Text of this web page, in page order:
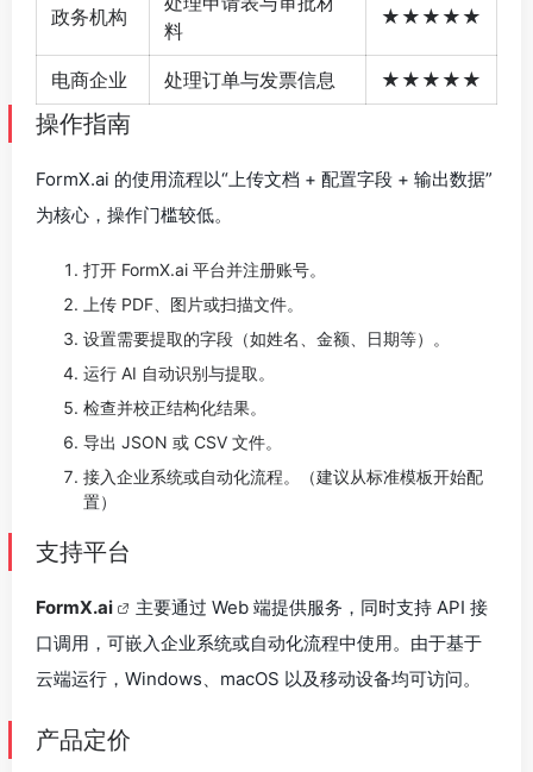
政务机构
料
★★★★★
电商企业 处理订单与发票信息 ★★★★★
操作指南
FormX.ai 的使用流程以“上传文档 + 配置字段 + 输出数据”
为核心，操作门槛较低。
打开 FormX.ai 平台并注册账号。
上传 PDF、图片或扫描文件。
设置需要提取的字段（如姓名、金额、日期等）。
运行 AI 自动识别与提取。
检查并校正结构化结果。
导出 JSON 或 CSV 文件。
接入企业系统或自动化流程。（建议从标准模板开始配
置）
支持平台
FormX.ai
主要通过 Web 端提供服务，同时支持 API 接
口调用，可嵌入企业系统或自动化流程中使用。由于基于
云端运行，Windows、macOS 以及移动设备均可访问。
产品定价